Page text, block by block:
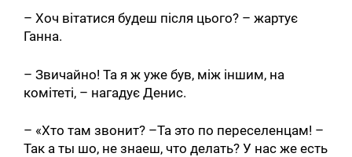
– Хоч вітатися будеш після цього? – жартує
Ганна.
– Звичайно! Та я ж уже був, між іншим, на
комітеті, – нагадує Денис.
– «Хто там звонит? –Та это по переселенцам! –
Так а ты шо, не знаеш, что делать? У нас же есть